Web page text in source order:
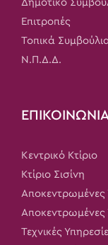
Δημοτικό
Επιτροπές
Τοπικά
Ν.Π.Δ.Δ.
Κεντρικό Κτίριο
Κτίριο Σισίνη
Αποκεντρωμένες
Αποκεντρωμένες
Τεχνικές